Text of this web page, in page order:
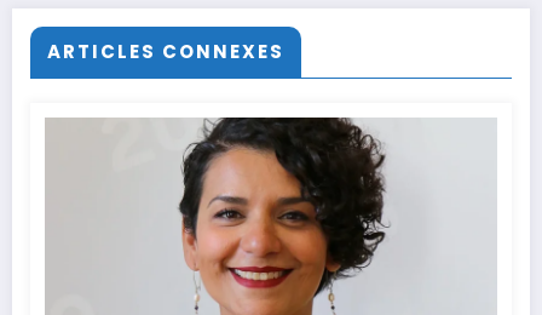
ARTICLES CONNEXES